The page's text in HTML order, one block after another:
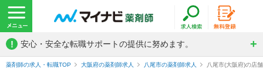
! 安心・安全な転職サポートの提供に努めます。
薬剤師の求人・転職TOP 大阪府の薬剤師求人 八尾市の薬剤師求人 八尾市(大阪府)の店